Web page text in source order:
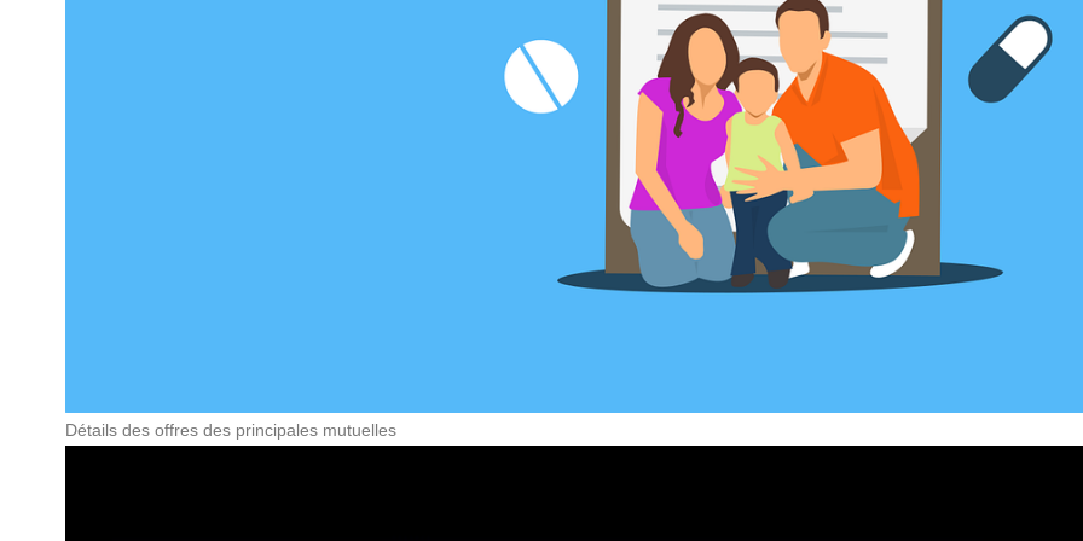
Détails des offres des principales mutuelles